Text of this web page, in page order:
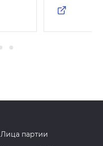
Лица партии